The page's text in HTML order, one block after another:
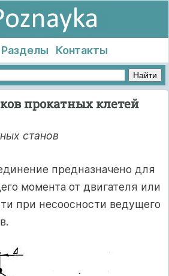
Разделы Контакты
прокатных клетей
станов
предназначено для
момента от двигателя или
при несоосности ведущего